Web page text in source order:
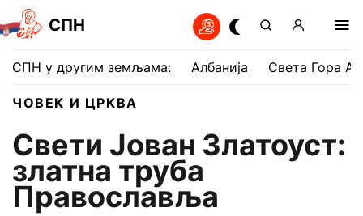
СПН
СПН у другим земљама: Албанија Света Гора
ЧОВЕК И ЦРКВА
Свети Јован Златоуст:
златна труба
Православља